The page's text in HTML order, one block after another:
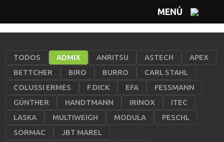
MENÚ
TODOS ADMIX ANRITSU ASTECH
APEX
BETTCHER
BIRO BURRO
CARL STAHL
COLUSSI ERMES
F.DICK EFA
FESSMANN
GÜNTHER
HANDTMANN IRINOX
ITEC
LASKA
MULTIWEIGH MODULA
PESCHL
SORMAC
JBT MAREL